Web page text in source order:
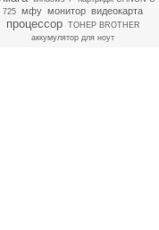
725 мфу монитор видеокарта
процессор
ТОНЕР BROTHER
аккумулятор для ноут